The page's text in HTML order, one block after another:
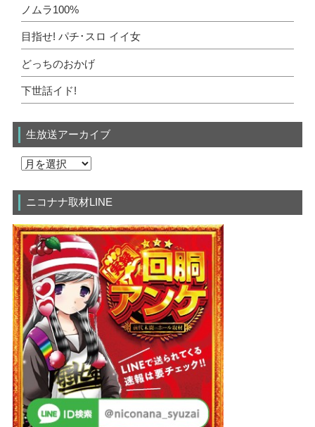
ノムラ100%
目指せ! パチ･スロ イイ女
どっちのおかげ
下世話イド!
生放送アーカイブ
ニコナナ取材LINE